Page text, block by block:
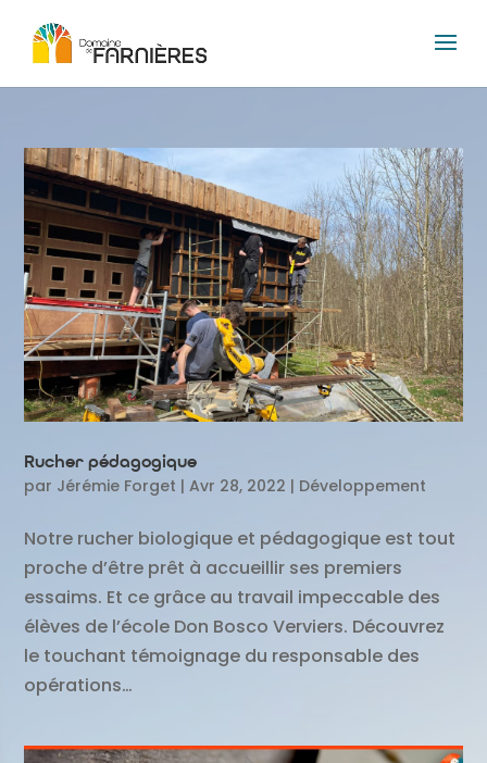
Rucher pédagogique
par Jérémie Forget |Avr 28, 2022 | Développement
Notre rucher biologique et pédagogique est tout
proche d’être prêt à accueillir ses premiers
essaims. Et ce grâce au travail impeccable des
élèves de l’école Don Bosco Verviers. Découvrez
le touchant témoignage du responsable des
opérations…